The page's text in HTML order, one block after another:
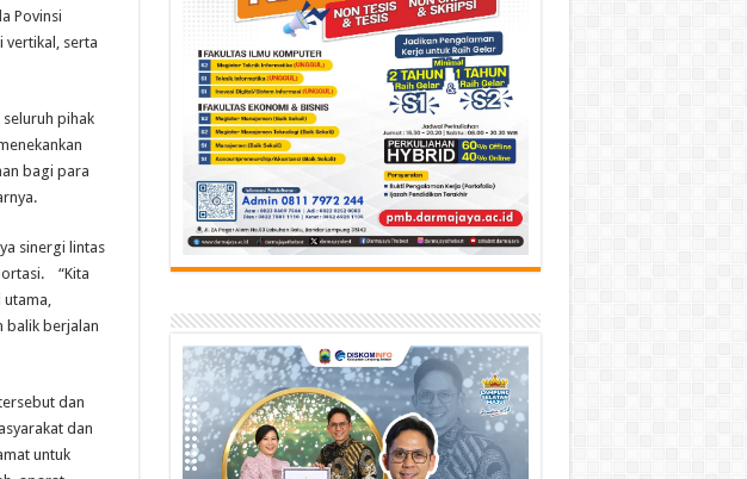
Povinsi
vertikal, serta
pihak
bagi para
sinergi lintas
“Kita
utama,
balik berjalan
dan
dan
untuk